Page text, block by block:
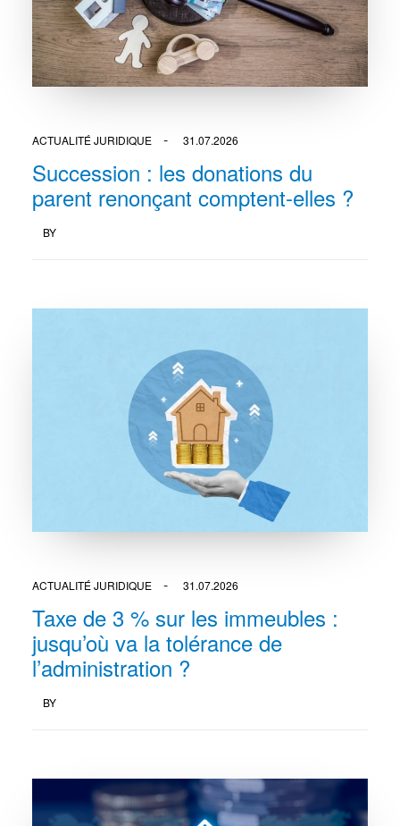
ACTUALITÉ JURIDIQUE 31.07.2026
Succession : les donations du
parent renonçant comptent-elles ?
BY
ACTUALITÉ JURIDIQUE 31.07.2026
Taxe de 3 % sur les immeubles :
jusqu’où va la tolérance de
l’administration ?
BY